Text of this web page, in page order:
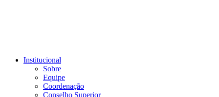
Institucional
Sobre
Equipe
Coordenação
Conselho Superior